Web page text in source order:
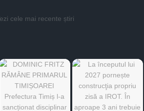
cele mai recente știri